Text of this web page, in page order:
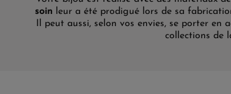
soinleur a été prodigué lors de sa
peut aussi, selon vos envies, se porter en
collections de